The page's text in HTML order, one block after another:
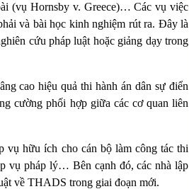
(vụ Hornsby v. Greece)… Các vụ việc
và bài học kinh nghiệm rút ra. Đây là
cứu pháp luật hoặc giảng dạy trong
cao hiệu quả thi hành án dân sự điển
cường phối hợp giữa các cơ quan liên
vụ hữu ích cho cán bộ làm công tác thi
vụ pháp lý… Bên cạnh đó, các nhà lập
về THADS trong giai đoạn mới.